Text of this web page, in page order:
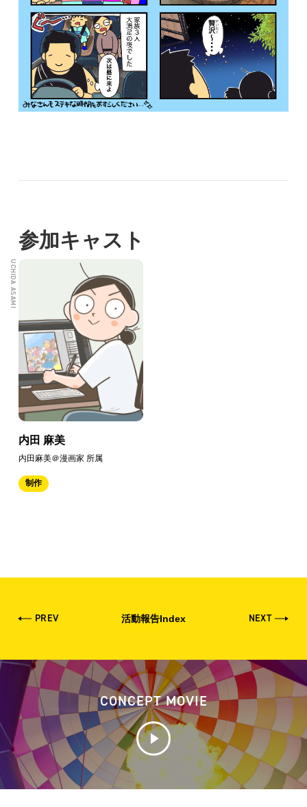
参加キャスト
UCHIDA ASAMI
内田 麻美
内田麻美＠漫画家 所属
制作
PREV 活動報告Index NEXT
CONCEPT MOVIE